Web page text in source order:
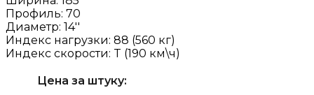
Профиль: 70
Диаметр: 14''
Индекс нагрузки: 88 (560 кг)
Индекс скорости: T (190 км\ч)
Цена за штуку: